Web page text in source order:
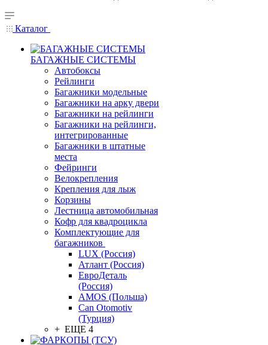
Каталог
БАГАЖНЫЕ СИСТЕМЫ
Автобоксы
Рейлинги
Багажники модельные
Багажники на арку двери
Багажники на рейлинги
Багажники на рейлинги,
интегрированные
Багажники в штатные
места
Фейринги
Велокрепления
Крепления для лыж
Корзины
Лестница автомобильная
Кофр для квадроцикла
Комплектующие для
багажников
LUX (Россия)
Атлант (Россия)
ЕвроДеталь
(Россия)
AMOS (Польша)
Can Otomotiv
(Турция)
+ ЕЩЕ 4